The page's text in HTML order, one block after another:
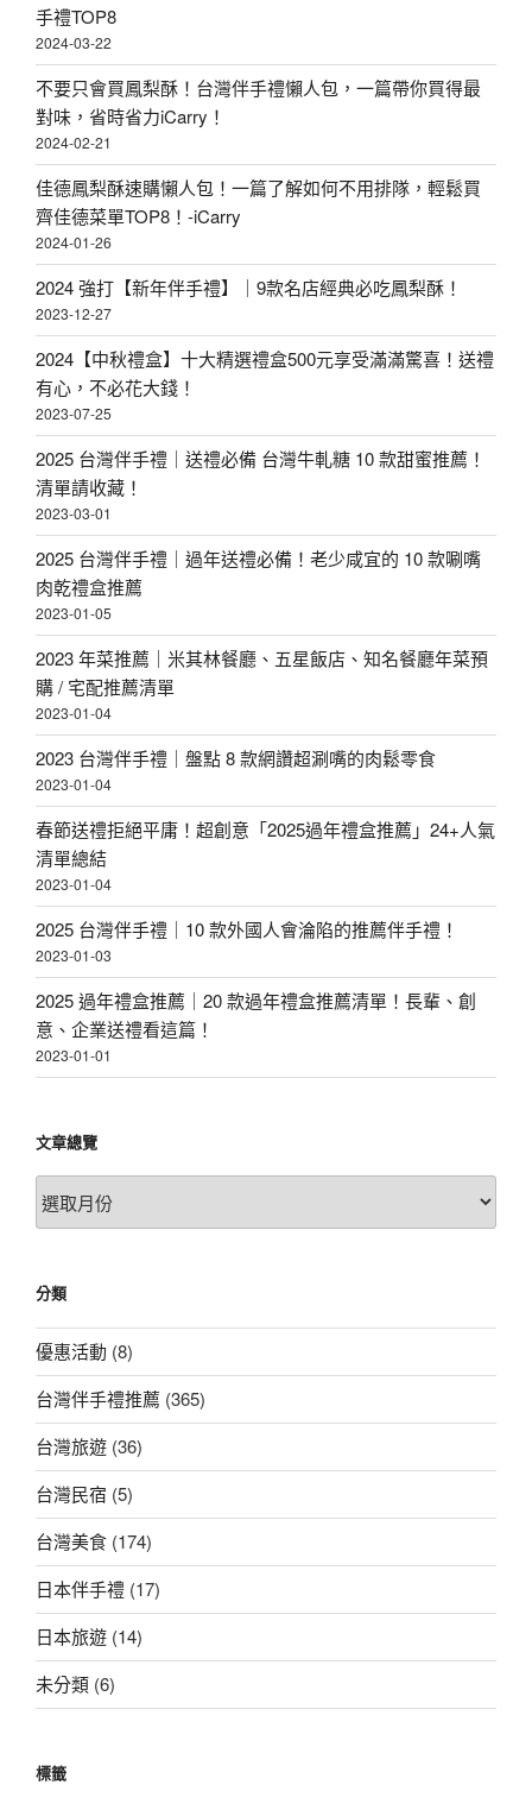
手禮TOP8
2024-03-22
不要只會買鳳梨酥！台灣伴手禮懶人包，一篇帶你買得最
對味，省時省力iCarry！
2024-02-21
佳德鳳梨酥速購懶人包！一篇了解如何不用排隊，輕鬆買
齊佳德菜單TOP8！-iCarry
2024-01-26
2024 強打【新年伴手禮】｜9款名店經典必吃鳳梨酥！
2023-12-27
2024【中秋禮盒】十大精選禮盒500元享受滿滿驚喜！送禮
有心，不必花大錢！
2023-07-25
2025 台灣伴手禮｜送禮必備 台灣牛軋糖 10 款甜蜜推薦！
清單請收藏！
2023-03-01
2025 台灣伴手禮｜過年送禮必備！老少咸宜的 10 款唰嘴
肉乾禮盒推薦
2023-01-05
2023 年菜推薦｜米其林餐廳、五星飯店、知名餐廳年菜預
購 / 宅配推薦清單
2023-01-04
2023 台灣伴手禮｜盤點 8 款網讚超涮嘴的肉鬆零食
2023-01-04
春節送禮拒絕平庸！超創意「2025過年禮盒推薦」24+人氣
清單總結
2023-01-04
2025 台灣伴手禮｜10 款外國人會淪陷的推薦伴手禮！
2023-01-03
2025 過年禮盒推薦｜20 款過年禮盒推薦清單！長輩、創
意、企業送禮看這篇！
2023-01-01
文章總覽
文
章
分類
優惠活動 (8)
台灣伴手禮推薦 (365)
台灣旅遊 (36)
台灣民宿 (5)
台灣美食 (174)
日本伴手禮 (17)
日本旅遊 (14)
未分類 (6)
標籤